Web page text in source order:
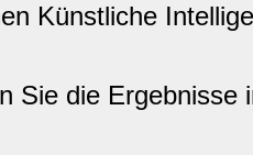
Künstliche
Sie die